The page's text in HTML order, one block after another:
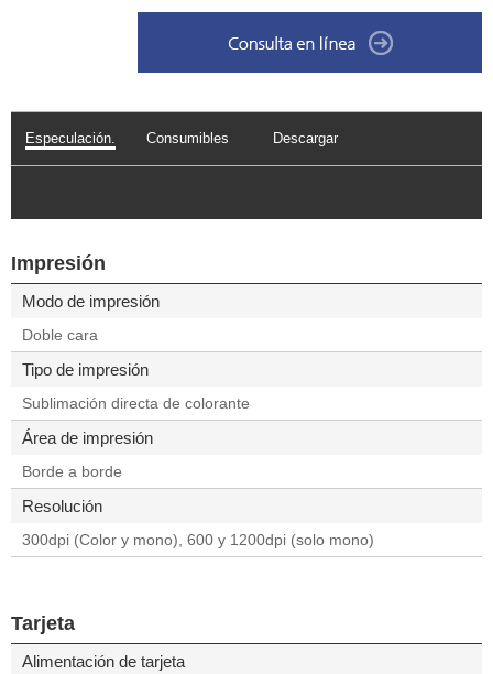
Especulación. Consumibles Descargar
Impresión
Modo de impresión
Doble cara
Tipo de impresión
Sublimación directa de colorante
Área de impresión
Borde a borde
Resolución
300dpi (Color y mono), 600 y 1200dpi (solo mono)
Tarjeta
Alimentación de tarjeta